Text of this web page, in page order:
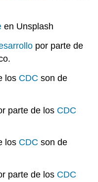
en Unsplash
por parte de
los CDC son de
parte de los CDC
los CDC son de
parte de los CDC